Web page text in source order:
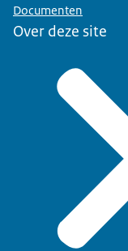
Documenten
Over deze site